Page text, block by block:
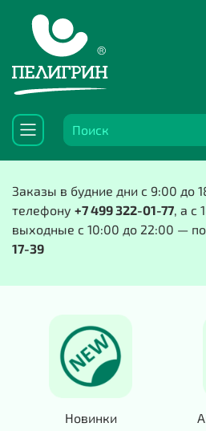
Заказы в будние дни с 9:00 до
телефону +7 499 322-01-77, а с
выходные с 10:00 до 22:00 —
17-39
Новинки